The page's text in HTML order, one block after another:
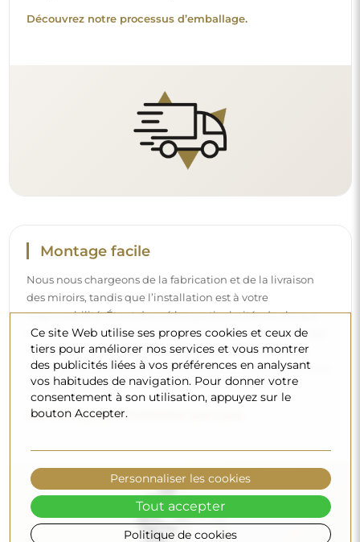
standards. Cela vous offre la liberté de sélectionner les
Lire notre guide d’installation pas à pas.
Pour maintenir un éclat optimal, il suffit d’un chiffon en
microfibre et d’eau chaude. Si vous optez pour des
produits spécifiques, veillez à ce qu’ils aient un pH neutre
(autour de 7). Évitez les nettoyants puissants contenant du
vinaigre, de l’ammoniaque ou des acides forts – cela
Voulez-vous en savoir plus ?
Découvrez d’autres conseils sur notre blog.
Ce site Web utilise ses propres cookies et ceux de
tiers pour améliorer nos services et vous montrer
des publicités liées à vos préférences en analysant
vos habitudes de navigation. Pour donner votre
consentement à son utilisation, appuyez sur le
bouton Accepter.
Politique de cookies
Personnaliser les cookies
Tout accepter